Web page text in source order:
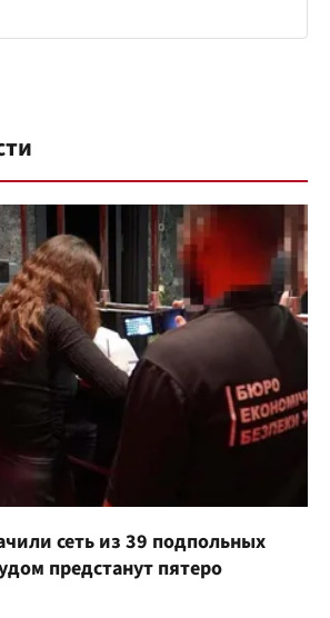
сеть из 39 подпольных
предстанут пятеро